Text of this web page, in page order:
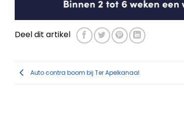
Deel dit artikel
Auto contra boom bij Ter Apelkanaal